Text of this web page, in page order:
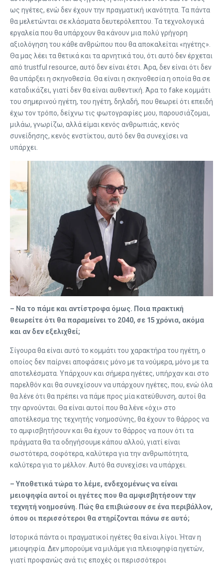
ως ηγέτες, ενώ δεν έχουν την πραγματική ικανότητα. Τα πάντα
θα μελετώνται σε κλάσματα δευτερόλεπτου. Τα τεχνολογικά
εργαλεία που θα υπάρχουν θα κάνουν μια πολύ γρήγορη
αξιολόγηση του κάθε ανθρώπου που θα αποκαλείται «ηγέτης».
Θα μας λέει τα θετικά και τα αρνητικά του, ότι αυτό δεν έρχεται
από trustful resource, αυτό δεν είναι έτσι. Άρα, δεν είναι ότι δεν
θα υπάρξει η σκηνοθεσία. Θα είναι η σκηνοθεσία η οποία θα σε
καταδικάζει, γιατί δεν θα είναι αυθεντική. Άρα το fake κομμάτι
του σημερινού ηγέτη, του ηγέτη, δηλαδή, που θεωρεί ότι επειδή
έχω τον τρόπο, δείχνω τις φωτογραφίες μου, παρουσιάζομαι,
μιλάω, γνωρίζω, αλλά είμαι κενός ανθρωπιάς, κενός
συνείδησης, κενός ενστίκτου, αυτό δεν θα συνεχίσει να
υπάρχει.
– Να το πάμε και αντίστροφα όμως. Ποια πρακτική
θεωρείτε ότι θα παραμείνει το 2040, σε 15 χρόνια, ακόμα
και αν δεν εξελιχθεί;
Σίγουρα θα είναι αυτό το κομμάτι του χαρακτήρα του ηγέτη, ο
οποίος δεν παίρνει αποφάσεις μόνο με τα νούμερα, μόνο με τα
αποτελέσματα. Υπάρχουν και σήμερα ηγέτες, υπήρχαν και στο
παρελθόν και θα συνεχίσουν να υπάρχουν ηγέτες, που, ενώ όλα
θα λένε ότι θα πρέπει να πάμε προς μία κατεύθυνση, αυτοί θα
την αρνούνται. Θα είναι αυτοί που θα λένε «όχι» στο
αποτέλεσμα της τεχνητής νοημοσύνης, θα έχουν το θάρρος να
το αμφισβητήσουν και θα έχουν το θάρρος να πουν ότι τα
πράγματα θα τα οδηγήσουμε κάπου αλλού, γιατί είναι
σωστότερα, σοφότερα, καλύτερα για την ανθρωπότητα,
καλύτερα για το μέλλον. Αυτό θα συνεχίσει να υπάρχει.
– Υποθετικά τώρα το λέμε, ενδεχομένως να είναι
μειοψηφία αυτοί οι ηγέτες που θα αμφισβητήσουν την
τεχνητή νοημοσύνη. Πώς θα επιβιώσουν σε ένα περιβάλλον,
όπου οι περισσότεροι θα στηρίζονται πάνω σε αυτό;
Ιστορικά πάντα οι πραγματικοί ηγέτες θα είναι λίγοι. Ήταν η
μειοψηφία. Δεν μπορούμε να μιλάμε για πλειοψηφία ηγετών,
γιατί προφανώς ανά τις εποχές οι περισσότεροι